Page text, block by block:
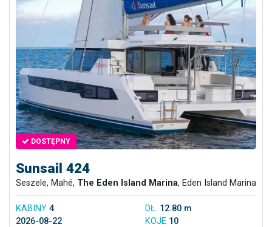
DOSTĘPNY
Sunsail 424
Seszele, Mahé, The Eden Island Marina, Eden Island Marina
KABINY 4 DŁ. 12.80 m
2026-08-22
KOJE 10